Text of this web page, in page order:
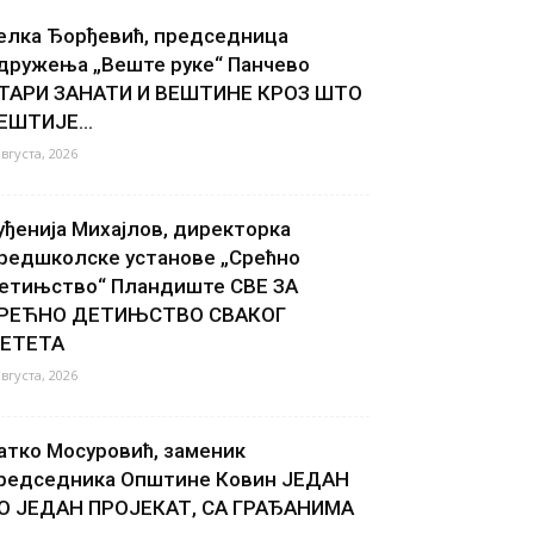
Ђорђевић, председница
„Веште руке“ Панчево
ЗАНАТИ И ВЕШТИНЕ КРОЗ ШТО
2026
Михајлов, директорка
установе „Срећно
Пландиште СВЕ ЗА
ДЕТИЊСТВО СВАКОГ
2026
Мосуровић, заменик
Општине Ковин ЈЕДАН
ЈЕДАН ПРОЈЕКАТ, СА ГРАЂАНИМА